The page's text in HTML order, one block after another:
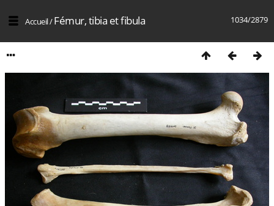
1034/2879
Accueil/Fémur, tibia et fibula